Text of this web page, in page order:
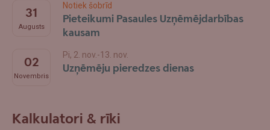
31
Augusts
Notiek šobrīd
Pieteikumi Pasaules Uzņēmējdarbības
kausam
02
Novembris
Pi, 2. nov.-13. nov.
Uzņēmēju pieredzes dienas
Kalkulatori & rīki